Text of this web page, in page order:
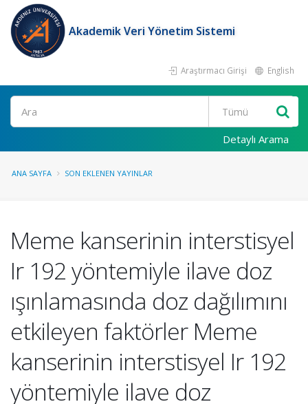
Akademik Veri Yönetim Sistemi
Araştırmacı Girişi English
Ara
Detaylı Arama
ANA SAYFA SON EKLENEN YAYINLAR
Meme kanserinin interstisyel
Ir 192 yöntemiyle ilave doz
ışınlamasında doz dağılımını
etkileyen faktörler Meme
kanserinin interstisyel Ir 192
yöntemiyle ilave doz